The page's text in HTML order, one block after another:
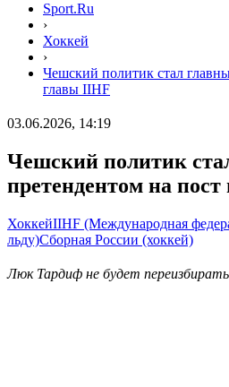
Sport.Ru
›
Хоккей
›
Чешский политик стал
главы IIHF
03.06.2026, 14:19
Чешский политик
претендентом на
ХоккейIIHF (Международная
льду)Сборная России (хоккей)
Люк Тардиф не будет